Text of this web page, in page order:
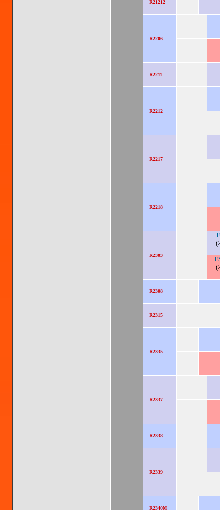
R21212
R2206
R2211
R2212
R2217
R2218
R2303
R2308
R2315
R2335
R2337
R2338
R2339
R2340M